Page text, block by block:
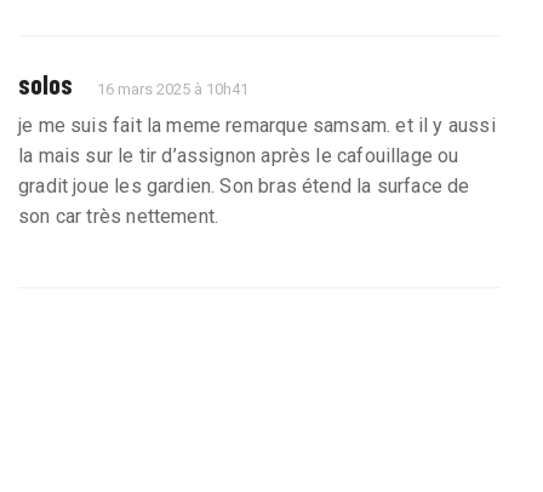
solos 16 mars 2025 à 10h41
je me suis fait la meme remarque samsam. et il y aussi
la mais sur le tir d’assignon après le cafouillage ou
gradit joue les gardien. Son bras étend la surface de
son car très nettement.